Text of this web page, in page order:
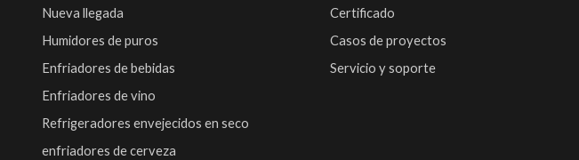
Nueva llegada
Humidores de puros
Enfriadores de bebidas
Enfriadores de vino
Refrigeradores envejecidos en seco
enfriadores de cerveza
Certificado
Casos de proyectos
Servicio y soporte